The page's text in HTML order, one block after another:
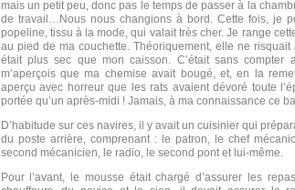
mais un petit peu, donc pas le temps de passer à la
de travail…Nous nous changions à bord. Cette fois, je
popeline, tissu à la mode, qui valait très cher. Je range
au pied de ma couchette. Théoriquement, elle ne
était plus sec que mon caisson. C’était sans
m’aperçois que ma chemise avait bougé, et, en la
aperçu avec horreur que les rats avaient dévoré toute
portée qu’un après-midi ! Jamais, à ma connaissance ce
D’habitude sur ces navires, il y avait un cuisinier qui
du poste arrière, comprenant : le patron, le chef
second mécanicien, le radio, le second pont et lui-même.
Pour l’avant, le mousse était chargé d’assurer les